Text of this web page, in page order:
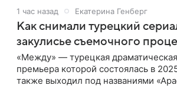
1 час назад Екатерина Генберг
Как снимали турецкий
закулисье съемочного
«Между» — турецкая
премьера которой состоялась в
также выходил под названиями